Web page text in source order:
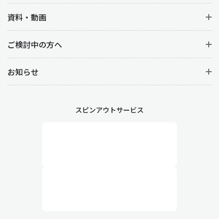
資料・動画
ご検討中の方へ
お知らせ
スピンアウトサービス